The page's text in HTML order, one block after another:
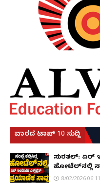
ವಾರದ ಟಾಪ್ 10 ಸುದ್ದಿ
ಸುರತ್ಕಲ್: ಏರ್
ಹೋಟೆಲ್‌ನಲ್ಲಿ
8/02/2026